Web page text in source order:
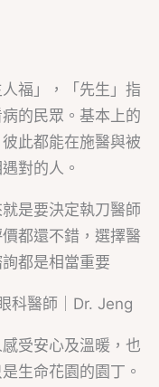
福」，「先生」指
的民眾。基本上的
此都能在施醫與被
對的人。
是要決定執刀醫師
都還不錯，選擇醫
都是相當重要
科醫師｜Dr. Jeng
受安心及溫暖，也
生命花園的園丁。